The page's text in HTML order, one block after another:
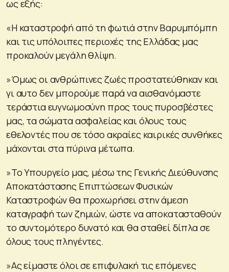
ως εξής:
«Η καταστροφή από τη φωτιά στην Βαρυμπόμπη
και τις υπόλοιπες περιοχές της Ελλάδας μας
προκαλούν μεγάλη θλίψη.
»Όμως οι ανθρώπινες ζωές προστατεύθηκαν και
γι αυτο δεν μπορούμε παρά να αισθανόμαστε
τεράστια ευγνωμοσύνη προς τους πυροσβέστες
μας, τα σώματα ασφαλείας και όλους τους
εθελοντές που σε τόσο ακραίες καιρικές συνθήκες
μάχονται στα πύρινα μέτωπα.
»Το Υπουργείο μας, μέσω της Γενικής Διεύθυνσης
Αποκατάστασης Επιπτώσεων Φυσικών
Καταστροφών θα προχωρήσει στην άμεση
καταγραφή των ζημιών, ώστε να αποκατασταθούν
το συντομότερο δυνατό και θα σταθεί δίπλα σε
όλους τους πληγέντες.
»Ας είμαστε όλοι σε επιφυλακή τις επόμενες